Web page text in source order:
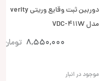
دوربین ثبت وقایع وریتی verity
مدل VDC-411W
8,550,000 تومان
موجود در انبار